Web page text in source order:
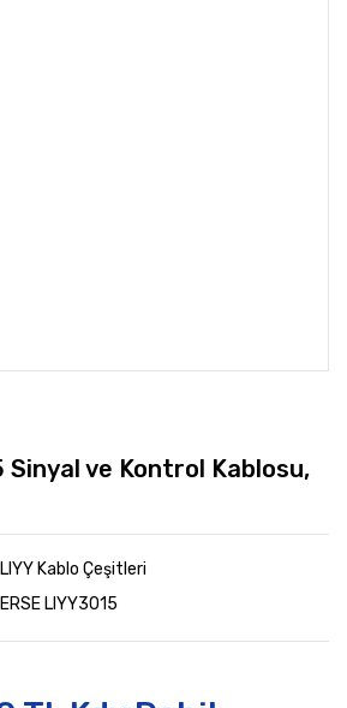
Sinyal ve Kontrol Kablosu,
LIYY Kablo Çeşitleri
ERSE LIYY3015